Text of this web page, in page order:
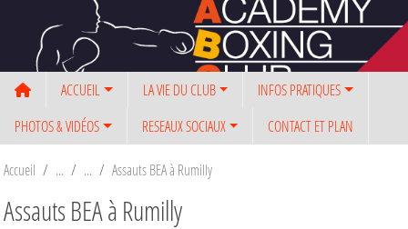
ACCUEIL LA VIE DU CLUB
INFOS PRATIQUES
PHOTOS & VIDÉOS
RESEAUX SOCIAUX CONTACT ET PLAN
Accueil Assauts BEA à Rumilly
Assauts BEA à Rumilly
Panneau de gestion des cookies